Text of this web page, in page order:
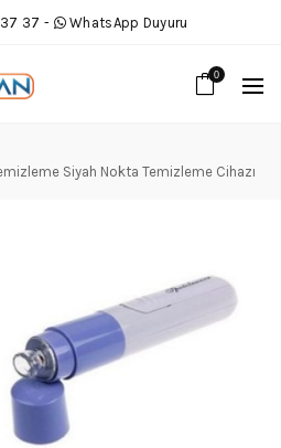
37 - WhatsApp Duyuru
0
Siyah Nokta Temizleme Cihazı